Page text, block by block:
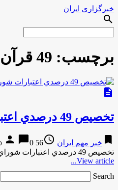
خبرگزاری ایران
search
برچسب: 49 قرآن
description
تخصيص 49 درصدي اعتبارات شوراي توسعه فرهنگ قرآني كشور به كميسيون توسعه آموزش عمومي قرآن
bookmark خبر مهم ایران access_time
56 years ago
person chat_bubble0
تخصيص 49 درصدي اعتبارات شوراي توسعه فرهنگ قرآني كشور به كميسيون توسعه آموزش عمومي قرآن به گزارش مركز اطلاع رساني …
View article...
Search …